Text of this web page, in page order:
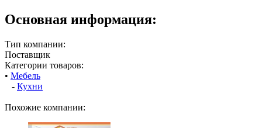
Основная информация:
Тип компании:
Поставщик
Категории товаров:
• Мебель
- Кухни
Похожие компании: